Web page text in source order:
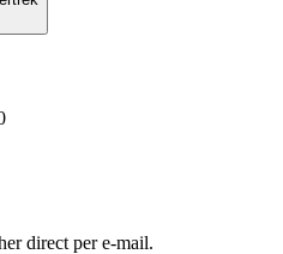
direct per e-mail.